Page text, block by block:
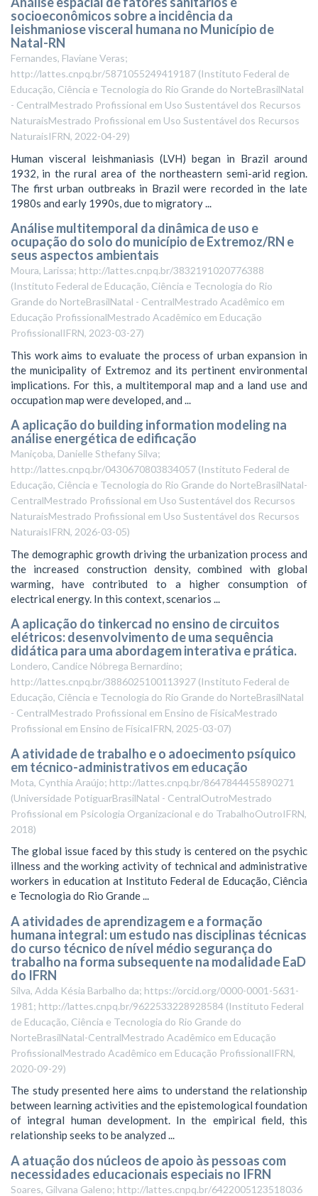
socioeconômicos sobre a incidência da
leishmaniose visceral humana no Município de
Natal-RN
Fernandes, Flaviane Veras;
http://lattes.cnpq.br/5871055249419187 (Instituto Federal de
Educação, Ciência e Tecnologia do Rio Grande do NorteBrasilNatal
- CentralMestrado Profissional em Uso Sustentável dos Recursos
NaturaisMestrado Profissional em Uso Sustentável dos Recursos
NaturaisIFRN, 2022-04-29)
Human visceral leishmaniasis (LVH) began in Brazil around
1932, in the rural area of the northeastern semi-arid region.
The first urban outbreaks in Brazil were recorded in the late
1980s and early 1990s, due to migratory ...
Análise multitemporal da dinâmica de uso e
ocupação do solo do município de Extremoz/RN e
seus aspectos ambientais
Moura, Larissa; http://lattes.cnpq.br/3832191020776388
(Instituto Federal de Educação, Ciência e Tecnologia do Rio
Grande do NorteBrasilNatal - CentralMestrado Acadêmico em
Educação ProfissionalMestrado Acadêmico em Educação
ProfissionalIFRN, 2023-03-27)
This work aims to evaluate the process of urban expansion in
the municipality of Extremoz and its pertinent environmental
implications. For this, a multitemporal map and a land use and
occupation map were developed, and ...
A aplicação do building information modeling na
análise energética de edificação
Maniçoba, Danielle Sthefany Silva;
http://lattes.cnpq.br/0430670803834057 (Instituto Federal de
Educação, Ciência e Tecnologia do Rio Grande do NorteBrasilNatal-
CentralMestrado Profissional em Uso Sustentável dos Recursos
NaturaisMestrado Profissional em Uso Sustentável dos Recursos
NaturaisIFRN, 2026-03-05)
The demographic growth driving the urbanization process and
the increased construction density, combined with global
warming, have contributed to a higher consumption of
electrical energy. In this context, scenarios ...
A aplicação do tinkercad no ensino de circuitos
elétricos: desenvolvimento de uma sequência
didática para uma abordagem interativa e prática.
Londero, Candice Nóbrega Bernardino;
http://lattes.cnpq.br/3886025100113927 (Instituto Federal de
Educação, Ciência e Tecnologia do Rio Grande do NorteBrasilNatal
- CentralMestrado Profissional em Ensino de FísicaMestrado
Profissional em Ensino de FísicaIFRN, 2025-03-07)
A atividade de trabalho e o adoecimento psíquico
em técnico-administrativos em educação
Mota, Cynthia Araújo; http://lattes.cnpq.br/8647844455890271
(Universidade PotiguarBrasilNatal - CentralOutroMestrado
Profissional em Psicologia Organizacional e do TrabalhoOutroIFRN,
2018)
The global issue faced by this study is centered on the psychic
illness and the working activity of technical and administrative
workers in education at Instituto Federal de Educação, Ciência
e Tecnologia do Rio Grande ...
A atividades de aprendizagem e a formação
humana integral: um estudo nas disciplinas técnicas
do curso técnico de nível médio segurança do
trabalho na forma subsequente na modalidade EaD
do IFRN
Silva, Adda Késia Barbalho da; https://orcid.org/0000-0001-5631-
1981; http://lattes.cnpq.br/9622533228928584 (Instituto Federal
de Educação, Ciência e Tecnologia do Rio Grande do
NorteBrasilNatal-CentralMestrado Acadêmico em Educação
ProfissionalMestrado Acadêmico em Educação ProfissionalIFRN,
2020-09-29)
The study presented here aims to understand the relationship
between learning activities and the epistemological foundation
of integral human development. In the empirical field, this
relationship seeks to be analyzed ...
A atuação dos núcleos de apoio às pessoas com
necessidades educacionais especiais no IFRN
Soares, Gilvana Galeno; http://lattes.cnpq.br/6422005123518036